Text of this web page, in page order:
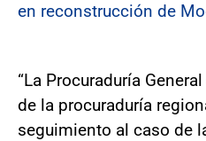
en reconstrucción de
“La Procuraduría
de la procuraduría
seguimiento al caso de